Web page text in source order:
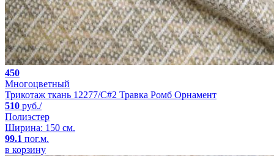
450
Многоцветный
Трикотаж ткань 12277/C#2 Травка Ромб Орнамент
510 руб./
Полиэстер
Ширина: 150 см.
99.1 пог.м.
в корзину